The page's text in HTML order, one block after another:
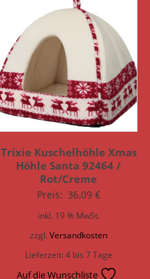
Trixie Kuschelhöhle Xmas
Höhle Santa 92464 /
Rot/Creme
Preis: 36,09 €
inkl. 19 % MwSt.
zzgl. Versandkosten
Lieferzeit:4 bis 7 Tage
Auf die Wunschliste